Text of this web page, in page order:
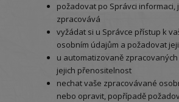
požadovat po Správci informaci,
zpracovává
vyžádat si u Správce přístup k
osobním údajům a požadovat
u automatizovaně
jejich přenositelnost
nechat vaše zpracovávané
nebo opravit, popřípadě